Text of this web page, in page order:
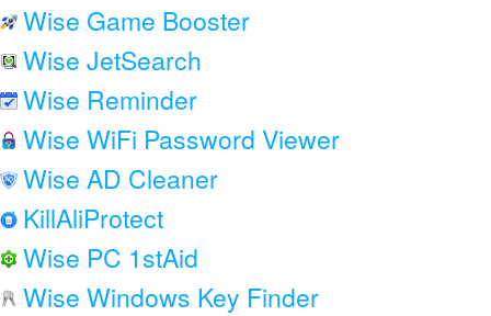
Wise Game Booster
Wise JetSearch
Wise Reminder
Wise WiFi Password Viewer
Wise AD Cleaner
KillAliProtect
Wise PC 1stAid
Wise Windows Key Finder